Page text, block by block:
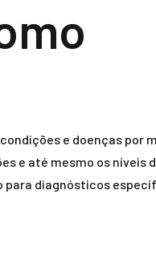
e doenças por
e até mesmo os níveis
para diagnósticos